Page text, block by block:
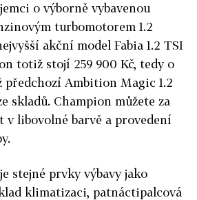
o výborně vybavenou
turbomotorem 1.2
akční model Fabia 1.2 TSI
totiž stojí 259 900 Kč, tedy o
předchozí Ambition Magic 1.2
skladů. Champion můžete za
v libovolné barvě a provedení
stejné prvky výbavy jako
klimatizaci, patnáctipalcová